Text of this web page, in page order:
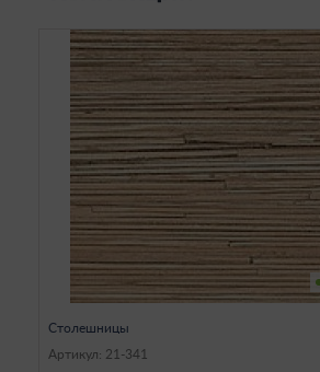
Столешницы
Артикул: 21-341